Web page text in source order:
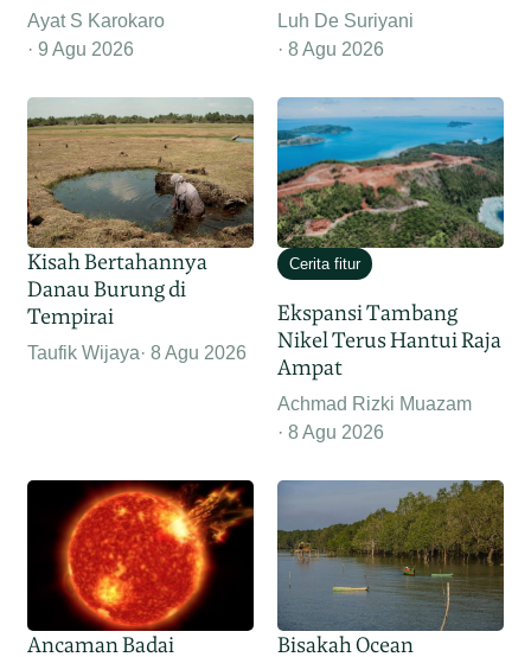
Ayat S Karokaro
9 Agu 2026
Luh De Suriyani
8 Agu 2026
Kisah Bertahannya
Danau Burung di
Tempirai
Taufik Wijaya 8 Agu 2026
Cerita fitur
Ekspansi Tambang
Nikel Terus Hantui Raja
Ampat
Achmad Rizki Muazam
8 Agu 2026
Ancaman Badai
Bisakah Ocean